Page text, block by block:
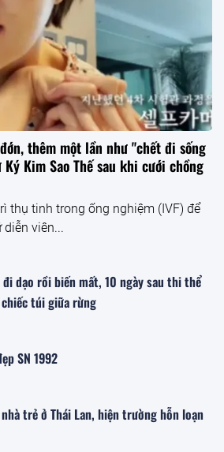
thêm một lần như "chết đi sống
Kim Sao Thế sau khi cưới chồng
thụ tinh trong ống nghiệm (IVF) để
viên...
dạo rồi biến mất, 10 ngày sau thi thể
túi giữa rừng
SN 1992
trẻ ở Thái Lan, hiện trường hỗn loạn